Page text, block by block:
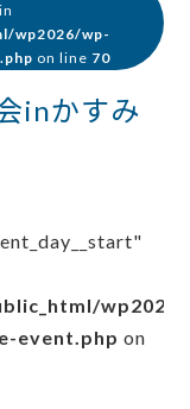
wp2026/wp-
on line 70
inかすみ
event.php on